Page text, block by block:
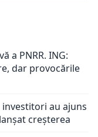
a PNRR. ING:
dar provocările
au ajuns
creșterea